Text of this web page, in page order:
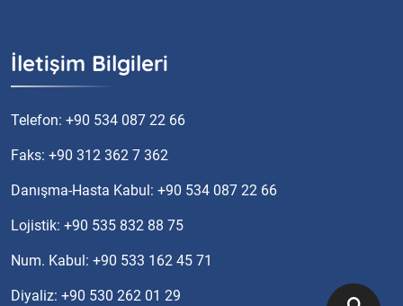
İletişim Bilgileri
Telefon: +90 534 087 22 66
Faks: +90 312 362 7 362
Danışma-Hasta Kabul: +90 534 087 22 66
Lojistik: +90 535 832 88 75
Num. Kabul: +90 533 162 45 71
Diyaliz: +90 530 262 01 29